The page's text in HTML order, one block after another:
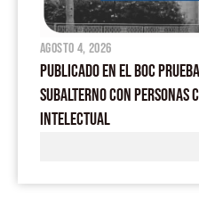
agosto 4, 2026
PUBLICADO EN EL BOC
SUBALTERNO CON PERSONAS
INTELECTUAL